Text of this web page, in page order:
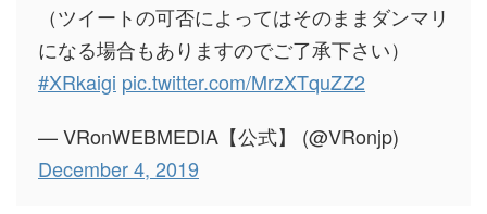
（ツイートの可否によってはそのままダンマリ
になる場合もありますのでご了承下さい）
#XRkaigi pic.twitter.com/MrzXTquZZ2
— VRonWEBMEDIA【公式】 (@VRonjp)
December 4, 2019